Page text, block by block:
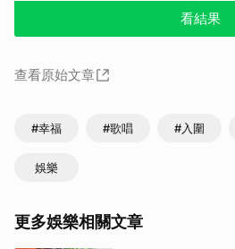
看結果
查看原始文章
#幸福 #歌唱 #入圍
娛樂
更多娛樂相關文章